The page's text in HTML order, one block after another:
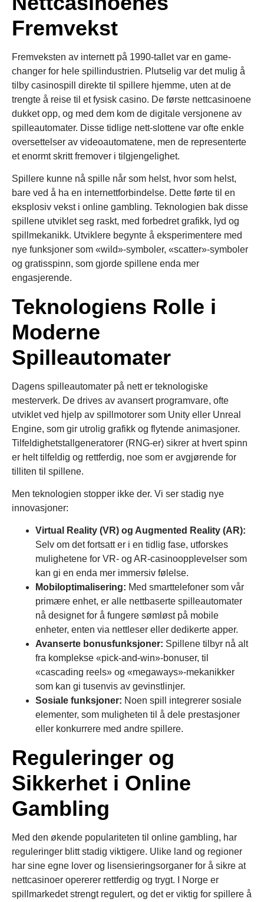
Fremvekst
Fremveksten av internett på 1990-tallet var en game-
changer for hele spillindustrien. Plutselig var det mulig å
tilby casinospill direkte til spillere hjemme, uten at de
trengte å reise til et fysisk casino. De første nettcasinoene
dukket opp, og med dem kom de digitale versjonene av
spilleautomater. Disse tidlige nett-slottene var ofte enkle
oversettelser av videoautomatene, men de representerte
et enormt skritt fremover i tilgjengelighet.
Spillere kunne nå spille når som helst, hvor som helst,
bare ved å ha en internettforbindelse. Dette førte til en
eksplosiv vekst i online gambling. Teknologien bak disse
spillene utviklet seg raskt, med forbedret grafikk, lyd og
spillmekanikk. Utviklere begynte å eksperimentere med
nye funksjoner som «wild»-symboler, «scatter»-symboler
og gratisspinn, som gjorde spillene enda mer
engasjerende.
Teknologiens Rolle i
Moderne
Spilleautomater
Dagens spilleautomater på nett er teknologiske
mesterverk. De drives av avansert programvare, ofte
utviklet ved hjelp av spillmotorer som Unity eller Unreal
Engine, som gir utrolig grafikk og flytende animasjoner.
Tilfeldighetstallgeneratorer (RNG-er) sikrer at hvert spinn
er helt tilfeldig og rettferdig, noe som er avgjørende for
tilliten til spillene.
Men teknologien stopper ikke der. Vi ser stadig nye
innovasjoner:
Virtual Reality (VR) og Augmented Reality (AR):
Selv om det fortsatt er i en tidlig fase, utforskes
mulighetene for VR- og AR-casinoopplevelser som
kan gi en enda mer immersiv følelse.
Mobiloptimalisering: Med smarttelefoner som vår
primære enhet, er alle nettbaserte spilleautomater
nå designet for å fungere sømløst på mobile
enheter, enten via nettleser eller dedikerte apper.
Avanserte bonusfunksjoner: Spillene tilbyr nå alt
fra komplekse «pick-and-win»-bonuser, til
«cascading reels» og «megaways»-mekanikker
som kan gi tusenvis av gevinstlinjer.
Sosiale funksjoner: Noen spill integrerer sosiale
elementer, som muligheten til å dele prestasjoner
eller konkurrere med andre spillere.
Reguleringer og
Sikkerhet i Online
Gambling
Med den økende populariteten til online gambling, har
reguleringer blitt stadig viktigere. Ulike land og regioner
har sine egne lover og lisensieringsorganer for å sikre at
nettcasinoer opererer rettferdig og trygt. I Norge er
spillmarkedet strengt regulert, og det er viktig for spillere å